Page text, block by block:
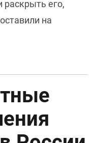
раскрыть его,
на